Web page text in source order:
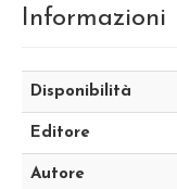
Informazioni
Disponibilità
Editore
Autore